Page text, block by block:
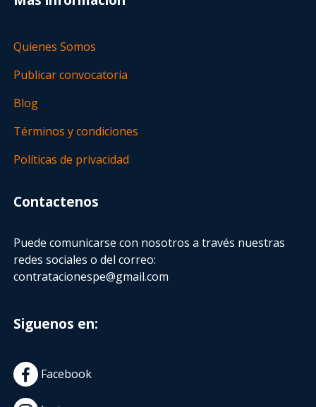
Quienes Somos
Publicar convocatoria
Blog
Términos y condiciones
Políticas de privacidad
Contactenos
Puede comunicarse con nosotros a través nuestras
redes sociales o del correo:
contratacionespe@gmail.com
Siguenos en:
Facebook